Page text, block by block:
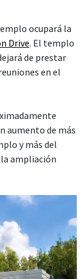
ocupará la
Drive. El templo
de prestar
en el
aumento de más
y más del
ampliación